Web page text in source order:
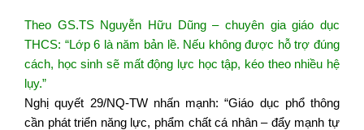
Theo GS.TS Nguyễn Hữu Dũng – chuyên gia giáo dục
THCS: “Lớp 6 là năm bản lề. Nếu không được hỗ trợ đúng
cách, học sinh sẽ mất động lực học tập, kéo theo nhiều hệ
lụy.”
Nghị quyết 29/NQ-TW nhấn mạnh: “Giáo dục phổ thông
cần phát triển năng lực, phẩm chất cá nhân – đẩy mạnh tự